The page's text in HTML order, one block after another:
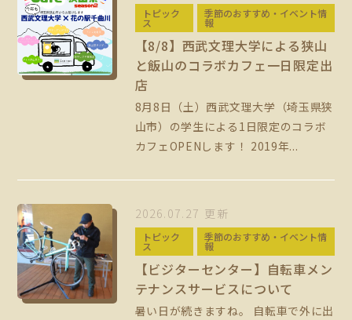
トピック
ス
季節のおすすめ・イベント情
報
【8/8】西武文理大学による狭山
と飯山のコラボカフェ一日限定出
店
8月8日（土）西武文理大学（埼玉県狭
山市）の学生による1日限定のコラボ
カフェOPENします！ 2019年...
2026.07.27 更新
トピック
ス
季節のおすすめ・イベント情
報
【ビジターセンター】自転車メン
テナンスサービスについて
暑い日が続きますね。 自転車で外に出